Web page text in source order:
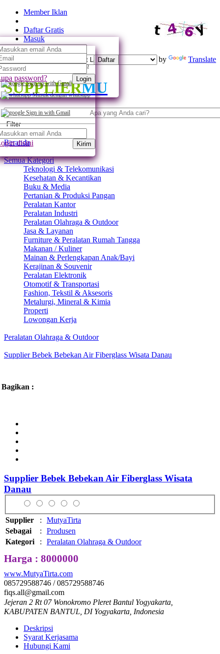
Member Iklan
Daftar Gratis
Daftar
Daftar dengan whatsapp
Sign up with Gmail
Masuk
password? Login
Masuk dengan whatsapp
Sign in with Gmail
disini Kirim
Powered by Translate
SUPPLIERMU
Filter
Beranda
Semua Kategori
Teknologi & Telekomunikasi
Kesehatan & Kecantikan
Buku & Media
Pertanian & Produksi Pangan
Peralatan Kantor
Peralatan Industri
Peralatan Olahraga & Outdoor
Jasa & Layanan
Furniture & Peralatan Rumah Tangga
Makanan / Kuliner
Mainan & Perlengkapan Anak/Bayi
Kerajinan & Souvenir
Peralatan Elektronik
Otomotif & Transportasi
Fashion, Tekstil & Aksesoris
Metalurgi, Mineral & Kimia
Properti
Lowongan Kerja
Peralatan Olahraga & Outdoor
Supplier Bebek Bebekan Air Fiberglass Wisata Danau
Bagikan :
Supplier Bebek Bebekan Air Fiberglass Wisata
Danau
Supplier :
MutyaTirta
Sebagai
:
Produsen
Kategori
: Peralatan Olahraga & Outdoor
Harga : 8000000
www.MutyaTirta.com
085729588746 / 085729588746
fiqs.all@gmail.com
Jejeran 2 Rt 07 Wonokromo Pleret Bantul Yogyakarta,
KABUPATEN BANTUL, DI Yogyakarta, Indonesia
Deskripsi
Syarat Kerjasama
Hubungi Kami